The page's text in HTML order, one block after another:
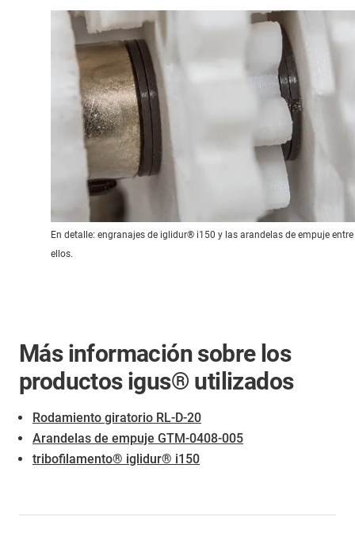
En detalle: engranajes de iglidur® i150 y las arandelas de empuje entre
ellos.
Más información sobre los
productos igus® utilizados
Rodamiento giratorio RL-D-20
Arandelas de empuje GTM-0408-005
tribofilamento® iglidur® i150